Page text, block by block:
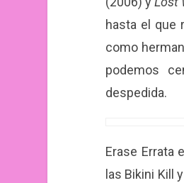
hasta el que
como
podemos
despedida.
Erase Errata
las Bikini Kill